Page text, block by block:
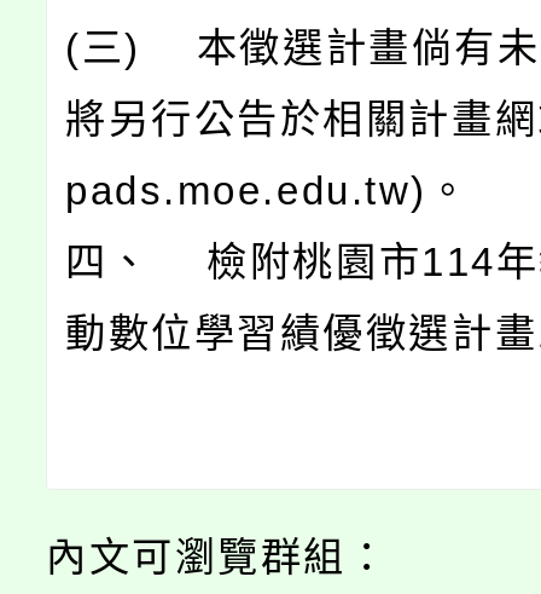
(三) 本徵選計畫倘有未
將另行公告於相關計畫
pads.moe.edu.tw)。
四、 檢附桃園市114年
動數位學習績優徵選計
內文可瀏覽群組：